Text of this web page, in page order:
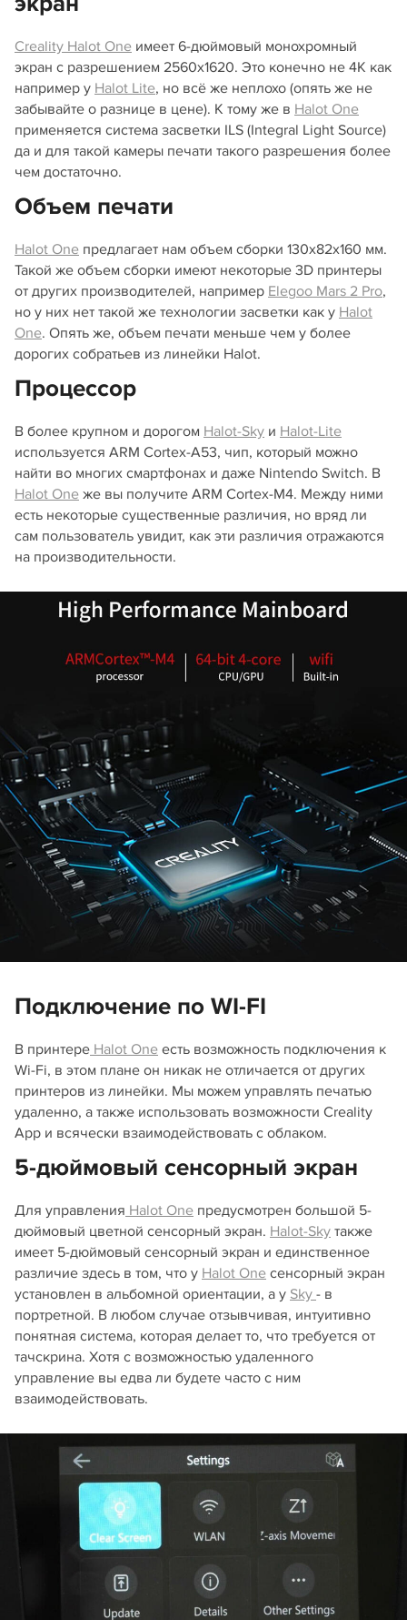
Creality Halot One имеет 6-дюймовый монохромный
экран с разрешением 2560x1620. Это конечно не 4К как
например у Halot Lite, но всё же неплохо (опять же не
забывайте о разнице в цене). К тому же в Halot One
применяется система засветки ILS (Integral Light Source)
да и для такой камеры печати такого разрешения более
чем достаточно.
Объем печати
Halot One предлагает нам объем сборки 130x82x160 мм.
Такой же объем сборки имеют некоторые 3D принтеры
от других производителей, например Elegoo Mars 2 Pro,
но у них нет такой же технологии засветки как у Halot
One. Опять же, объем печати меньше чем у более
дорогих собратьев из линейки Halot.
Процессор
В более крупном и дорогом Halot-Sky и Halot-Lite
используется ARM Cortex-A53, чип, который можно
найти во многих смартфонах и даже Nintendo Switch. В
Halot One же вы получите ARM Cortex-M4. Между ними
есть некоторые существенные различия, но вряд ли
сам пользователь увидит, как эти различия отражаются
на производительности.
Подключение по WI-FI
В принтере Halot One есть возможность подключения к
Wi-Fi, в этом плане он никак не отличается от других
принтеров из линейки. Мы можем управлять печатью
удаленно, а также использовать возможности Creality
App и всячески взаимодействовать с облаком.
5-дюймовый сенсорный экран
Для управления Halot One предусмотрен большой 5-
дюймовый цветной сенсорный экран. Halot-Sky также
имеет 5-дюймовый сенсорный экран и единственное
различие здесь в том, что у Halot One сенсорный экран
установлен в альбомной ориентации, а у Sky - в
портретной. В любом случае отзывчивая, интуитивно
понятная система, которая делает то, что требуется от
тачскрина. Хотя с возможностью удаленного
управление вы едва ли будете часто с ним
взаимодействовать.